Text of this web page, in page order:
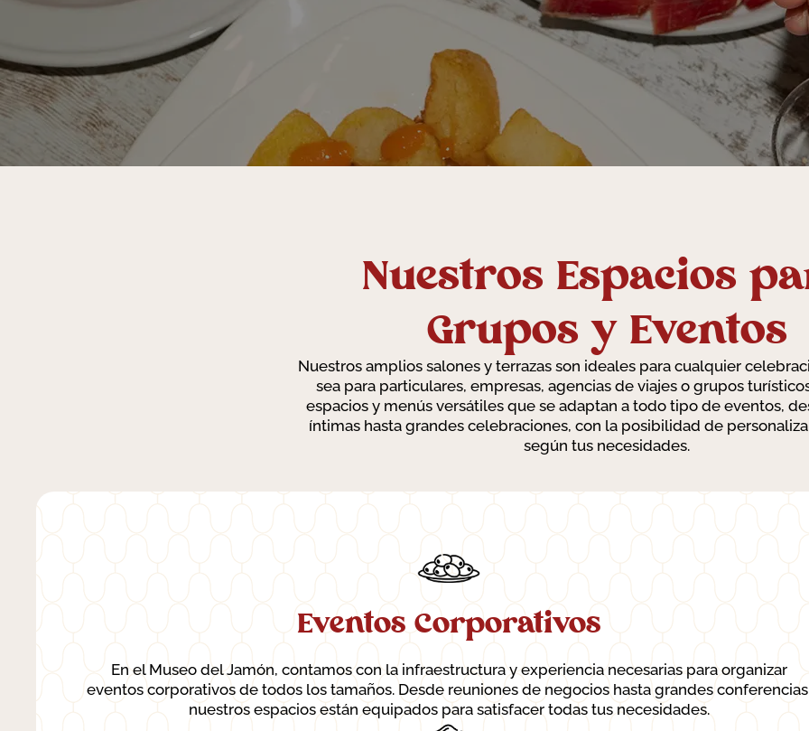
Nuestros Espacios
Grupos y Eventos
Nuestros amplios salones y terrazas son ideales para cualquier
sea para particulares, empresas, agencias de viajes o grupos
espacios y menús versátiles que se adaptan a todo tipo de eventos,
íntimas hasta grandes celebraciones, con la posibilidad de
según tus necesidades.
Eventos Corporativos
En el Museo del Jamón, contamos con la infraestructura y experiencia necesarias para organizar
eventos corporativos de todos los tamaños. Desde reuniones de negocios hasta grandes
nuestros espacios están equipados para satisfacer todas tus necesidades.